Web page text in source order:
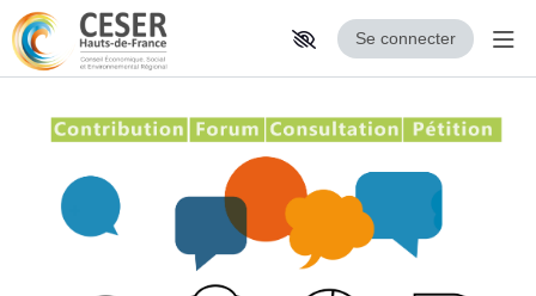
Se connecter